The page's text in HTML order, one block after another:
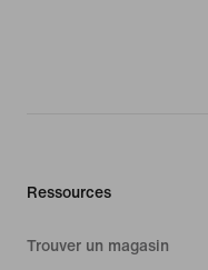
Ressources
Trouver un magasin